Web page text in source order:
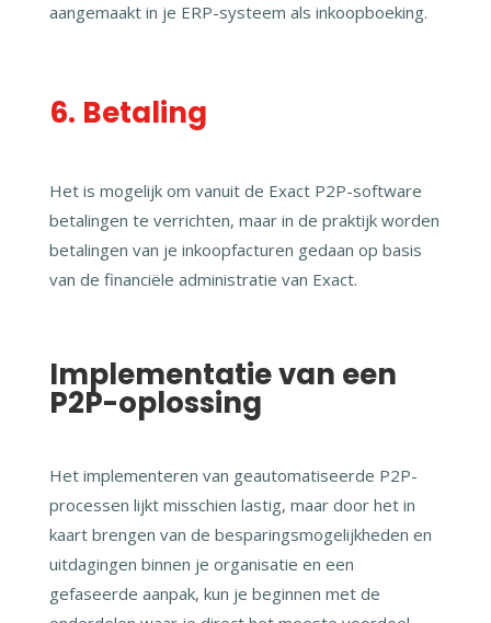
aangemaakt in je ERP-systeem als inkoopboeking.
6. Betaling
Het is mogelijk om vanuit de Exact P2P-software
betalingen te verrichten, maar in de praktijk worden
betalingen van je inkoopfacturen gedaan op basis
van de financiële administratie van Exact.
Implementatie van een
P2P-oplossing
Het implementeren van geautomatiseerde P2P-
processen lijkt misschien lastig, maar door het in
kaart brengen van de besparingsmogelijkheden en
uitdagingen binnen je organisatie en een
gefaseerde aanpak, kun je beginnen met de